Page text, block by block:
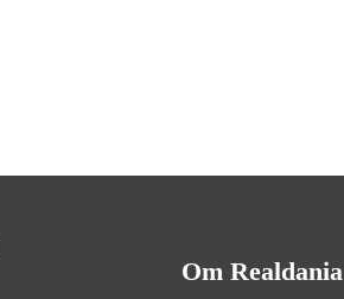
Om Realdania